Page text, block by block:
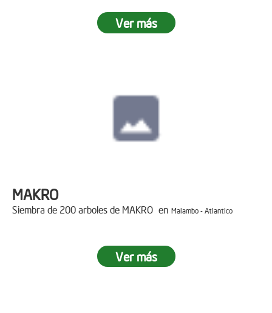
Ver más
MAKRO
Siembra de 200 arboles de MAKRO en Malambo - Atlantico
Ver más